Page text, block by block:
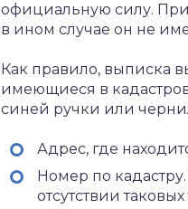
официальную силу. При
в ином случае он не
Как правило, выписка
имеющиеся в
синей ручки или
Адрес, где
Номер по
отсутствии